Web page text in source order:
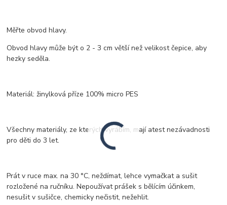
Měřte obvod hlavy.
Obvod hlavy může být o 2 - 3 cm větší než velikost čepice, aby
hezky seděla.
Materiál: žinylková příze 100% micro PES
Všechny materiály, ze kterých vyrábím, mají atest nezávadnosti
pro děti do 3 let.
Prát v ruce max. na 30 °C, neždímat, lehce vymačkat a sušit
rozložené na ručníku. Nepoužívat prášek s bělícím účinkem,
nesušit v sušičce, chemicky nečistit, nežehlit.